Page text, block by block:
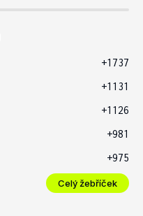
+1737
+1131
+1126
+981
+975
Celý žebříček